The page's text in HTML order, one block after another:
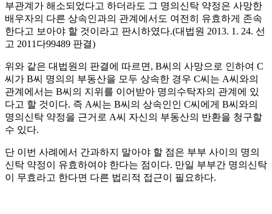
부관계가 해소되었다고 하더라도 그 명의신탁 약정은 사망한
배우자의 다른 상속인과의 관계에서도 여전히 유효하게 존속
한다고 보아야 할 것이라고 판시하였다.(대법원 2013. 1. 24. 선
고 2011다99489 판결)
위와 같은 대법원의 판결에 따르면, B씨의 사망으로 인하여 C
씨가 B씨 명의의 부동산을 모두 상속한 경우 C씨는 A씨와의
관계에서는 B씨의 지위를 이어받아 명의수탁자의 관계에 있
다고 할 것이다. 즉 A씨는 B씨의 상속인인 C씨에게 B씨와의
명의신탁 약정을 근거로 A씨 자신의 부동산의 반환을 청구할
수 있다.
단 이번 사례에서 간과하지 말아야 할 점은 부부 사이의 명의
신탁 약정이 유효하여야 한다는 점이다. 만일 부부간 명의신탁
이 무효라고 한다면 다른 법리적 접근이 필요하다.